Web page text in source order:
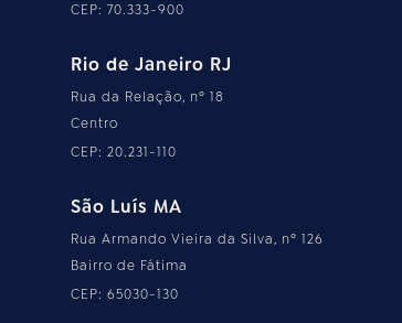
CEP: 70.333-900
Rio de Janeiro RJ
Rua da Relação, nº 18
Centro
CEP: 20.231-110
São Luís MA
Rua Armando Vieira da Silva, nº 126
Bairro de Fátima
CEP: 65030-130